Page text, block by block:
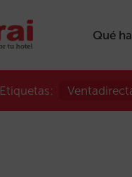
Qué
Etiquetas: